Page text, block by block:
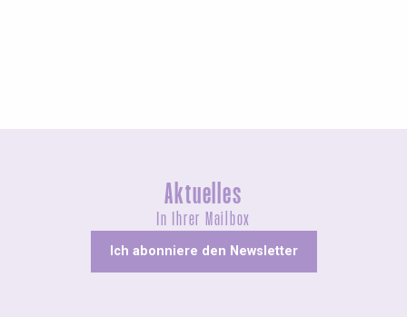
Aktuelles
In Ihrer Mailbox
Ich abonniere den Newsletter